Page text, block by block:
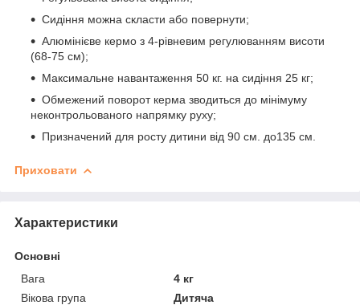
Сидіння можна скласти або повернути;
Алюмінієве кермо з 4-рівневим регулюванням висоти
(68-75 см);
Максимальне навантаження 50 кг. на сидіння 25 кг;
Обмежений поворот керма зводиться до мінімуму
неконтрольованого напрямку руху;
Призначений для росту дитини від 90 см. до135 см.
Приховати
Характеристики
Основні
Вага
4 кг
Вікова група
Дитяча